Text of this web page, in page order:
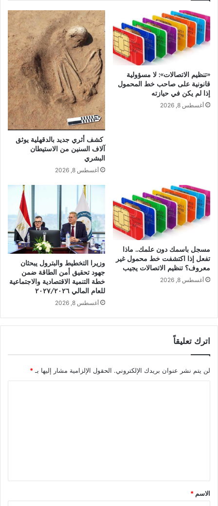
«تنظيم الاتصالات»: لا مسؤولية
قانونية على صاحب خط المحمول
إذا لم يكن في حيازته
أغسطس 8, 2026
كشف أثري جديد بالدقهلية يوثق
آلاف السنين من الاستيطان
البشري
أغسطس 8, 2026
مسجل باسمك دون علمك.. ماذا
تفعل إذا اكتشفت خط محمول غير
معروف؟ تنظيم الاتصالات يجيب
أغسطس 8, 2026
وزيرا التخطيط والبترول يبحثان
جهود تحقيق أمن الطاقة ضمن
خطة التنمية الاقتصادية والاجتماعية
للعام المالي ٢٠٢٧/٢٠٢٦
أغسطس 8, 2026
اترك تعليقاً
لن يتم نشر عنوان بريدك الإلكتروني. الحقول الإلزامية مشار إليها بـ *
*
الاسم *